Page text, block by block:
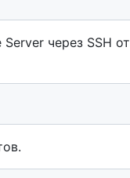
через SSH от